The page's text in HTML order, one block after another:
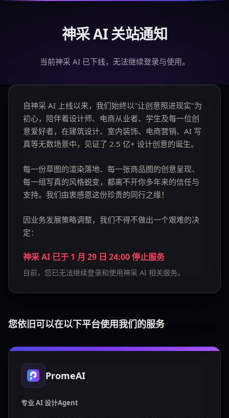
神采 AI 关站通知
当前神采 AI 已下线，无法继续登录与使用。
自神采 AI 上线以来，我们始终以"让创意照进现实"为
初心，陪伴着设计师、电商从业者、学生及每一位创
意爱好者，在建筑设计、室内装饰、电商营销、AI 写
真等无数场景中，见证了 2.5 亿+ 设计创意的诞生。
每一份草图的渲染落地、每一张商品图的创意呈现、
每一组写真的风格蜕变，都离不开你多年来的信任与
支持。我们由衷感恩这份珍贵的同行之缘！
因业务发展策略调整，我们不得不做出一个艰难的决
定：
神采 AI 已于 1 月 29 日 24:00 停止服务
目前，您已无法继续登录和使用神采 AI 相关服务。
您依旧可以在以下平台使用我们的服务
PromeAI
专业 AI 设计Agent